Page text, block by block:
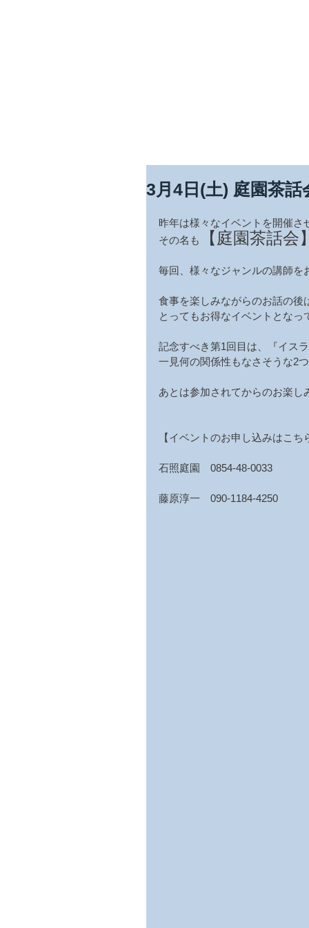
3月4日(土) 庭園茶
昨年は様々なイベントを開催
その名も
【庭園茶話会
毎回、様々なジャンルの講師を
食事を楽しみながらのお話の後
とってもお得なイベントとなっ
記念すべき第1回目は、『イス
一見何の関係性もなさそうな2
あとは参加されてからのお楽
【イベントのお申し込みはこち
石照庭園　0854-48-0033
藤原淳一　090-1184-4250